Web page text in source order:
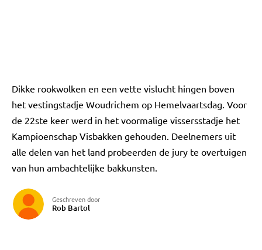
Dikke rookwolken en een vette vislucht hingen boven
het vestingstadje Woudrichem op Hemelvaartsdag. Voor
de 22ste keer werd in het voormalige vissersstadje het
Kampioenschap Visbakken gehouden. Deelnemers uit
alle delen van het land probeerden de jury te overtuigen
van hun ambachtelijke bakkunsten.
Geschreven door
Rob Bartol